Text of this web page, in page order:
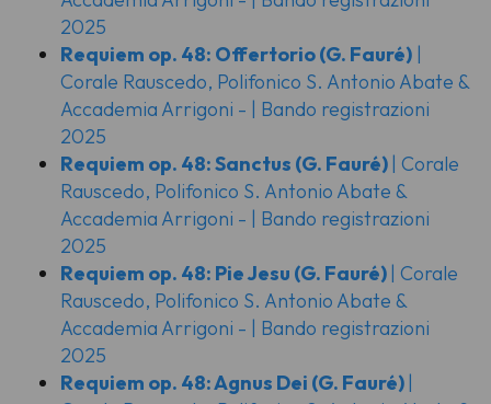
2025
Requiem op. 48: Offertorio(G. Fauré) |
Corale Rauscedo, Polifonico S. Antonio Abate &
Accademia Arrigoni - | Bando registrazioni
2025
Requiem op. 48: Sanctus (G. Fauré) | Corale
Rauscedo, Polifonico S. Antonio Abate &
Accademia Arrigoni - | Bando registrazioni
2025
Requiem op. 48: Pie Jesu (G. Fauré) | Corale
Rauscedo, Polifonico S. Antonio Abate &
Accademia Arrigoni - | Bando registrazioni
2025
Requiem op. 48: Agnus Dei (G. Fauré) |